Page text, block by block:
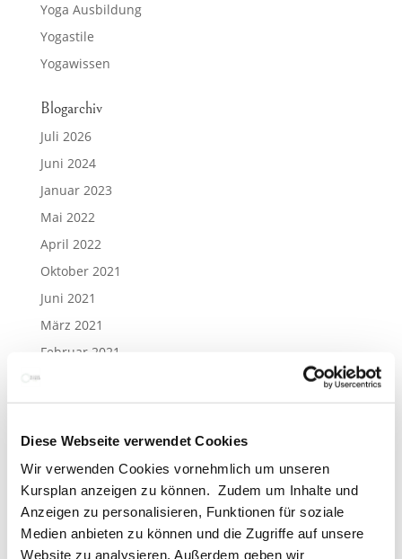
Diese Webseite verwendet Cookies
Wir verwenden Cookies vornehmlich um unseren
Kursplan anzeigen zu können. Zudem um Inhalte und
Anzeigen zu personalisieren, Funktionen für soziale
Medien anbieten zu können und die Zugriffe auf unsere
Website zu analysieren. Außerdem geben wir
Yoga Ausbildung
Yogastile
Yogawissen
Blogarchiv
Juli 2026
Juni 2024
Januar 2023
Mai 2022
April 2022
Oktober 2021
Juni 2021
März 2021
Februar 2021
Januar 2021
Dezember 2020
Juni 2020
April 2020
März 2020
Februar 2020
Januar 2020